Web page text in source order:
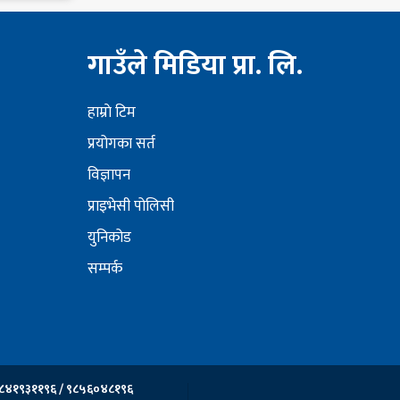
गाउँले मिडिया प्रा. लि.
हाम्राे टिम
प्रयोगका सर्त
विज्ञापन
प्राइभेसी पोलिसी
युनिकोड
सम्पर्क
/ ९८५६०४८१९६